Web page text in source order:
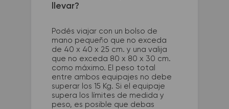
llevar?
Podés viajar con un bolso de
mano pequeño que no exceda
de 40 x 40 x 25 cm. y una valija
que no exceda 80 x 80 x 30 cm.
como máximo. El peso total
entre ambos equipajes no debe
superar los 15 Kg. Si el equipaje
supera los límites de medida y
peso, es posible que debas